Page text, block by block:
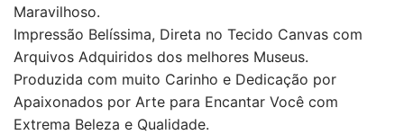
Maravilhoso.
Impressão Belíssima, Direta no Tecido Canvas com
Arquivos Adquiridos dos melhores Museus.
Produzida com muito Carinho e Dedicação por
Apaixonados por Arte para Encantar Você com
Extrema Beleza e Qualidade.